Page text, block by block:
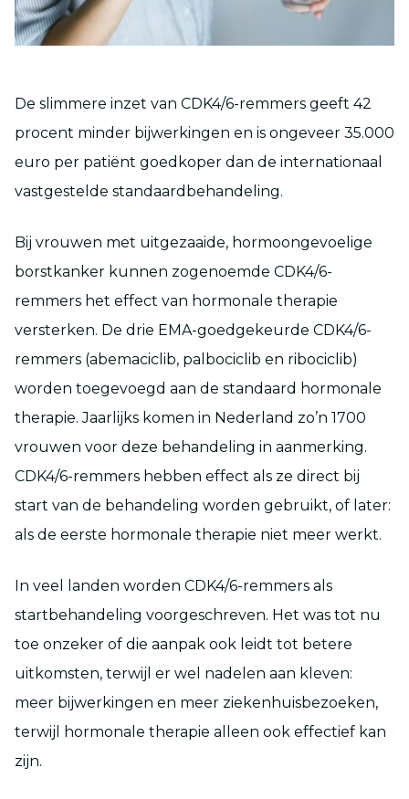
De slimmere inzet van CDK4/6-remmers geeft 42
procent minder bijwerkingen en is ongeveer 35.000
euro per patiënt goedkoper dan de internationaal
vastgestelde standaardbehandeling.
Bij vrouwen met uitgezaaide, hormoongevoelige
borstkanker kunnen zogenoemde CDK4/6-
remmers het effect van hormonale therapie
versterken. De drie EMA-goedgekeurde CDK4/6-
remmers (abemaciclib, palbociclib en ribociclib)
worden toegevoegd aan de standaard hormonale
therapie. Jaarlijks komen in Nederland zo’n 1700
vrouwen voor deze behandeling in aanmerking.
CDK4/6-remmers hebben effect als ze direct bij
start van de behandeling worden gebruikt, of later:
als de eerste hormonale therapie niet meer werkt.
In veel landen worden CDK4/6-remmers als
startbehandeling voorgeschreven. Het was tot nu
toe onzeker of die aanpak ook leidt tot betere
uitkomsten, terwijl er wel nadelen aan kleven:
meer bijwerkingen en meer ziekenhuisbezoeken,
terwijl hormonale therapie alleen ook effectief kan
zijn.